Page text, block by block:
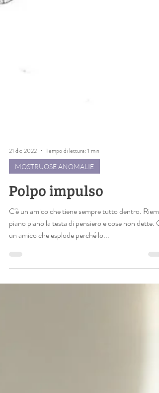
MOSTRUOSE ANOMALIE
Polpo impulso
C'è un amico che tiene sempre tutto dentro.
piano piano la testa di pensiero e cose non dette.